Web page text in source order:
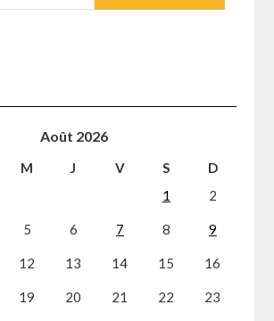
Août 2026
M J V S
D
1
2
5 6 7 8 9
12 13 14 15 16
19 20 21 22 23